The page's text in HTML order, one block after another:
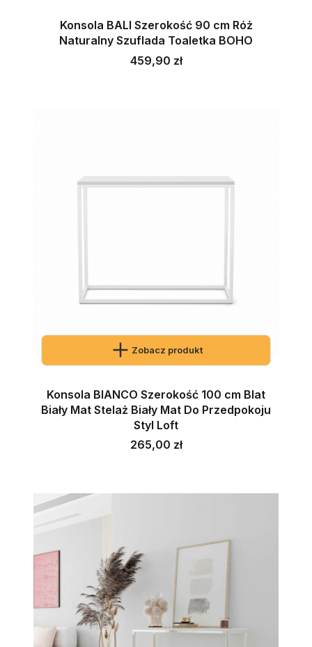
Konsola BALI Szerokość 90 cm Róż
Naturalny Szuflada Toaletka BOHO
Cena
459,90 zł
Zobacz produkt
Konsola BIANCO Szerokość 100 cm Blat
Biały Mat Stelaż Biały Mat Do Przedpokoju
Styl Loft
Cena
265,00 zł